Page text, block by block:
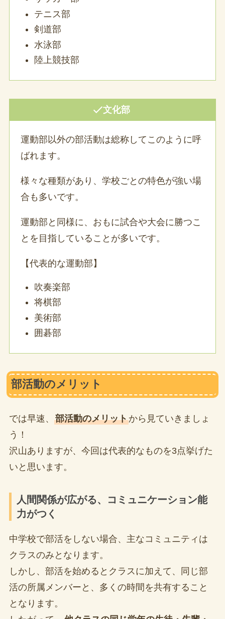
テニス部
剣道部
水泳部
陸上競技部
文化部
運動部以外の部活動は総称してこのように呼
ばれます。
様々な種類があり、学校ごとの特色が強い場
合も多いです。
運動部と同様に、おもに試合や大会に勝つこ
とを目指していることが多いです。
【代表的な運動部】
吹奏楽部
将棋部
美術部
囲碁部
部活動のメリット
では早速、 部活動のメリットから見ていきましょ
う！
沢山ありますが、今回は代表的なものを3点挙げた
いと思います。
人間関係が広がる、コミュニケーション能
力がつく
中学校で部活をしない場合、主なコミュニティは
クラスのみとなります。
しかし、部活を始めるとクラスに加えて、同じ部
活の所属メンバーと、多くの時間を共有すること
となります。